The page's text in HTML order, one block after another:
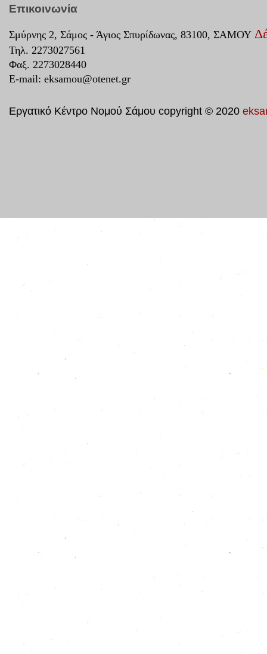
Επικοινωνία
Σμύρνης 2, Σάμος - Άγιος Σπυρίδωνας, 83100, ΣΑΜΟΥ
Τηλ. 2273027561
Φαξ. 2273028440
E-mail: eksamou@otenet.gr
Εργατικό Κέντρο Νομού Σάμου copyright © 2020